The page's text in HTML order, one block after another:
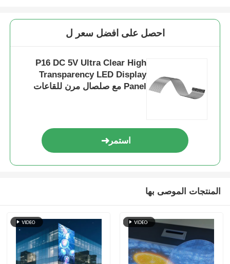
احصل على افضل سعر ل
P16 DC 5V Ultra Clear High
Transparency LED Display
Panel مع صلصال مرن للقاعات
استمر
المنتجات الموصى بها